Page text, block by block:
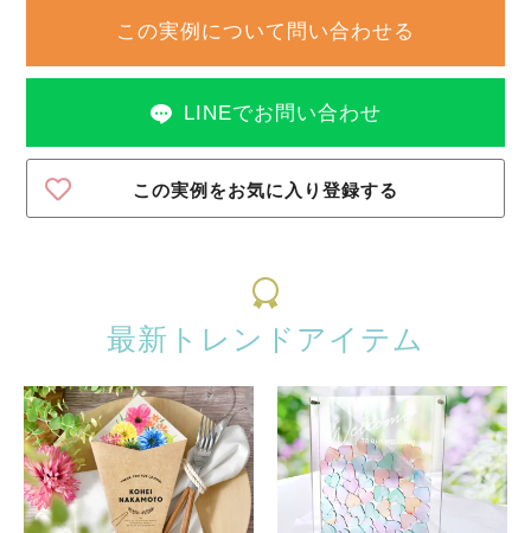
この実例について問い合わせる
LINEでお問い合わせ
この実例をお気に入り登録する
最新トレンドアイテム